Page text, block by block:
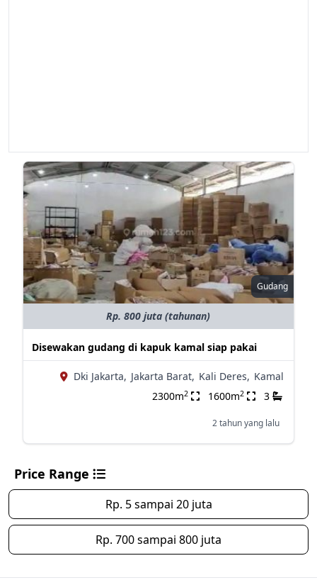
Gudang
Rp. 800 juta (tahunan)
Disewakan gudang di kapuk kamal siap pakai
Dki Jakarta, Jakarta Barat, Kali Deres, Kamal
2300m2 1600m2 3
2 tahun yang lalu
Price Range
Rp. 5 sampai 20 juta
Rp. 700 sampai 800 juta